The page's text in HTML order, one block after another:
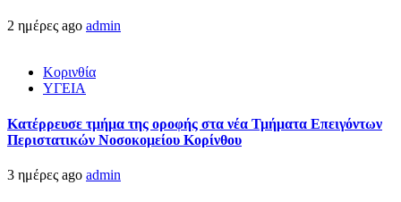
2 ημέρες ago admin
Κορινθία
ΥΓΕΙΑ
Kατέρρευσε τμήμα της οροφής στα νέα Τμήματα Επειγόντων
Περιστατικών Νοσοκομείου Κορίνθου
3 ημέρες ago admin